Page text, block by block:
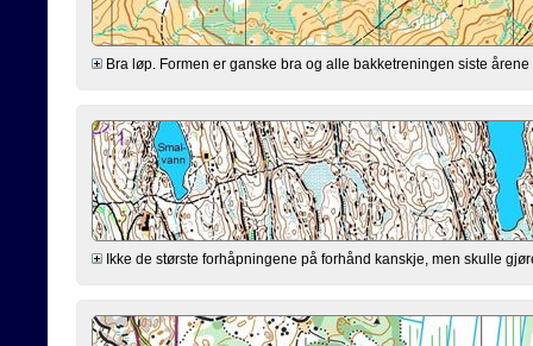
Bra løp. Formen er ganske bra og alle bakketreningen siste
Ikke de største forhåpningene på forhånd kanskje, men skulle